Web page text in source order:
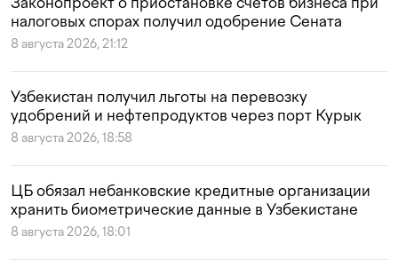
налоговых спорах получил одобрение Сената
8 августа 2026, 21:12
Узбекистан получил льготы на перевозку
удобрений и нефтепродуктов через порт Курык
8 августа 2026, 18:58
ЦБ обязал небанковские кредитные организации
хранить биометрические данные в Узбекистане
8 августа 2026, 18:01